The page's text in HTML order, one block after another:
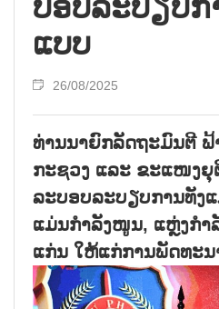
ບອບ​ລະ​ບຽບ​
ແບບ
26/08/2025
ທ່ານນາຍົກລັດຖະມົນຕີ ຟ້
ກະຊວງ ແລະ ຂະແໜງຍຸ
ລະບອບລະບຽບການທັງ
ແມ່ນກຳລັງໜູນ, ແຫຼ່ງກຳ
ແກ່ນ ໃຫ້ແກ່ການພັດທະນ